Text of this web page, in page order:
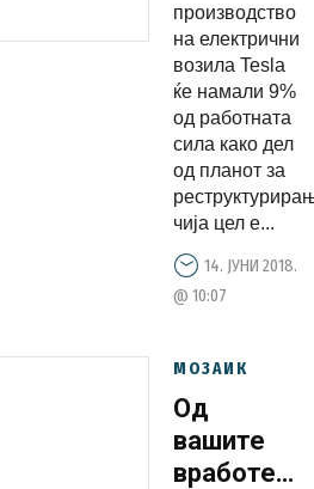
профитот
производство
на електрични
возила Tesla
ќе намали 9%
од работната
сила како дел
од планот за
чија цел е...
14. ЈУНИ 2018.
@ 10:07
МОЗАИК
Од
вашите
вработени